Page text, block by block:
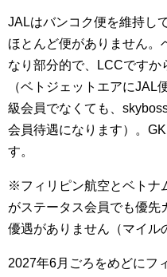
JALはバンコク便を維持し
ほとんど便がありません。
なり部分的で、LCCですか
（ベトジェットエアにJAL
級会員でなくても、
会員待遇になります）。
す。
※フィリピン航空とベトナ
がステータス会員でも優先
優遇がありません（マイル
2027年6月ごろをめどにフ